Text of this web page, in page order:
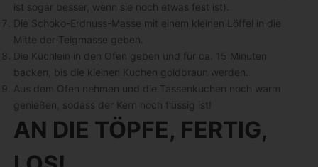
ist sogar besser, wenn sie noch etwas fest ist).
Die Schoko-Erdnuss-Masse mit einem kleinen Löffel in die
Mitte der Teigmasse geben.
Die Küchlein in den Ofen geben und für ca. 15 Minuten
backen, bis die kleinen Kuchen goldbraun werden.
Aus dem Ofen nehmen und die Tassenkuchen noch warm
genießen, sodass der Kern noch flüssig ist!
AN DIE TÖPFE, FERTIG,